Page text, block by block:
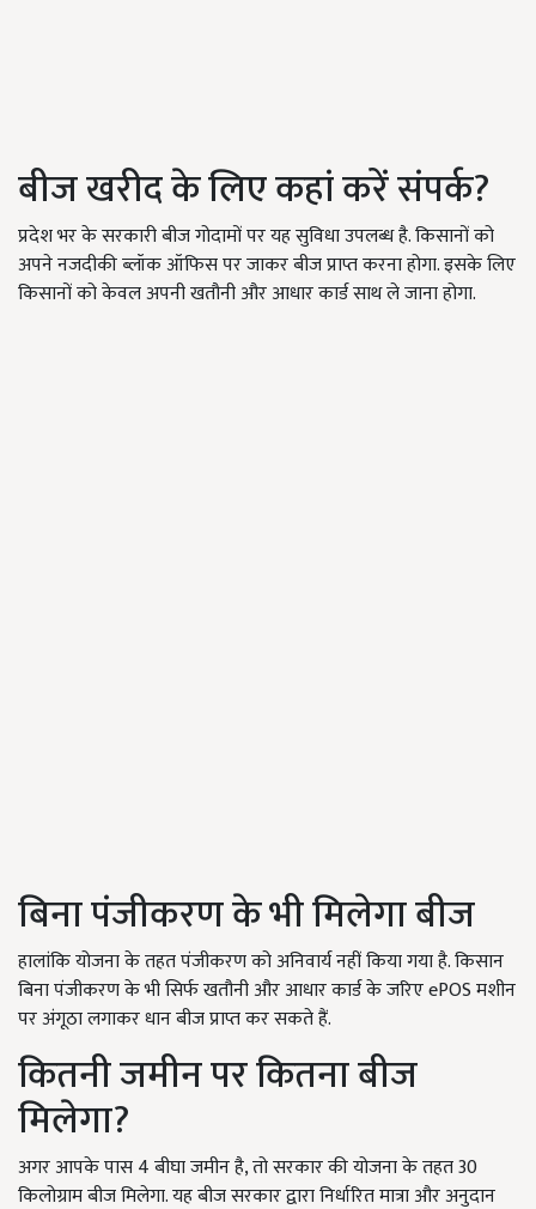
बीज खरीद के लिए कहां करें संपर्क?
प्रदेश भर के सरकारी बीज गोदामों पर यह सुविधा उपलब्ध है. किसानों को
अपने नजदीकी ब्लॉक ऑफिस पर जाकर बीज प्राप्त करना होगा. इसके लिए
किसानों को केवल अपनी खतौनी और आधार कार्ड साथ ले जाना होगा.
बिना पंजीकरण के भी मिलेगा बीज
हालांकि योजना के तहत पंजीकरण को अनिवार्य नहीं किया गया है. किसान
बिना पंजीकरण के भी सिर्फ खतौनी और आधार कार्ड के जरिए ePOS मशीन
पर अंगूठा लगाकर धान बीज प्राप्त कर सकते हैं.
कितनी जमीन पर कितना बीज
मिलेगा?
अगर आपके पास 4 बीघा जमीन है, तो सरकार की योजना के तहत 30
किलोग्राम बीज मिलेगा. यह बीज सरकार द्वारा निर्धारित मात्रा और अनुदान